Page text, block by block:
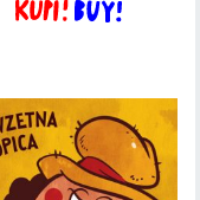
Dodaj v košarico